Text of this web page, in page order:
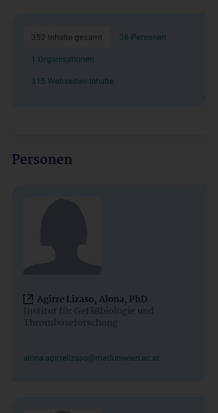
352 Inhalte gesamt 36 Personen
1 Organisationen
315 Webseiten-Inhalte
Personen
Agirre Lizaso, Alona, PhD
Institut für Gefäßbiologie und
Thromboseforschung
alona.agirrelizaso@meduniwien.ac.at